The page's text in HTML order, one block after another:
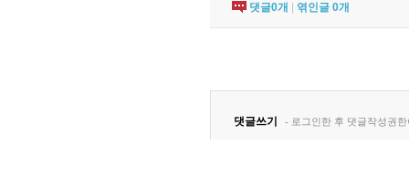
댓글0개 엮인글 0개